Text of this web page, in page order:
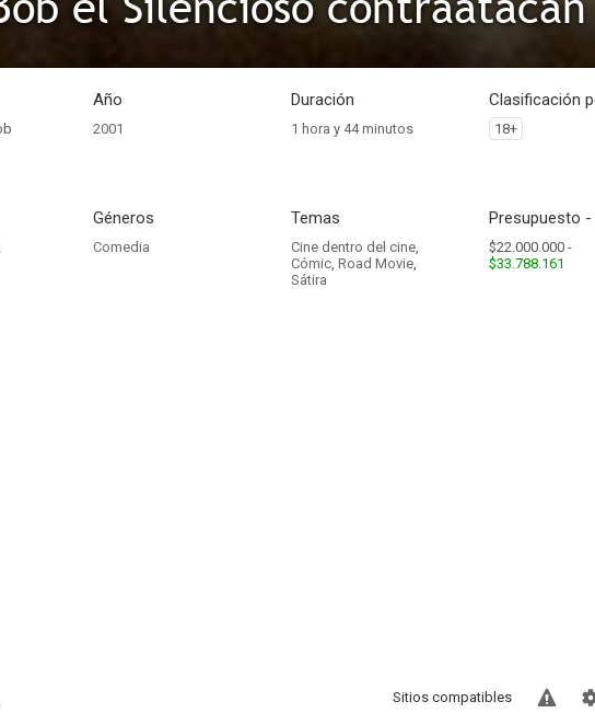
Año
2001
Duración
1 hora y 44 minutos
Clasificación
18+
Géneros
Comedia
Temas
Cine dentro del cine,
Cómic, Road Movie,
Sátira
Presupuesto
$22.000.000 -
$33.788.161
Sitios compatibles